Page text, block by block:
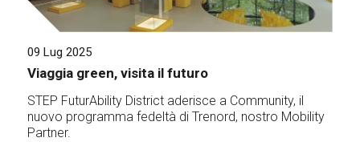
09 Lug 2025
Viaggia green, visita il futuro
STEP FuturAbility District aderisce a Community, il
nuovo programma fedeltà di Trenord, nostro Mobility
Partner.